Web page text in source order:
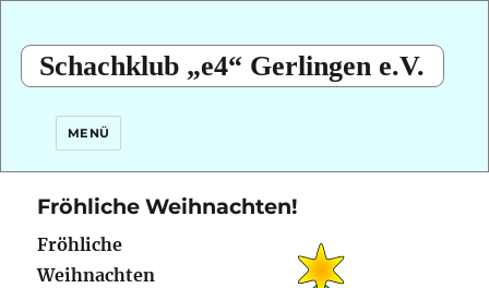
Schachklub „e4“ Gerlingen e.V.
MENÜ
Fröhliche Weihnachten!
Fröhliche
Weihnachten